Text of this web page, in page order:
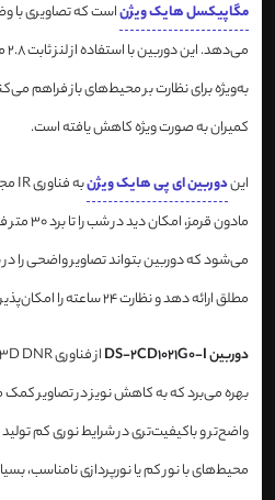
مگاپیکسل هایک ویژن
به‌ویژه برای نظارت بر محیط‌های باز فراهم
کمیران به صورت ویژه کاهش یافته است.
ایندوربین ای پی هایک ویژن
مادون
می‌شود که دوربین بتواند تصاویر واضحی را
مطلق ارائه دهد و نظارت 24 ساعته را امکان‌پذیر کند.
دوربین DS-2CD1021G0-I
بهره می‌برد که به کاهش نویز در تصاویر
واضح‌تر و باکیفیت‌تری در شرایط نوری کم
محیط‌های با نور کم یا نورپردازی نامناسب،